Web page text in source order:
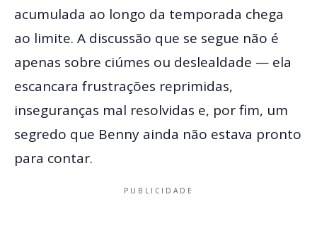
acumulada ao longo da temporada chega
ao limite. A discussão que se segue não é
apenas sobre ciúmes ou deslealdade — ela
escancara frustrações reprimidas,
inseguranças mal resolvidas e, por fim, um
segredo que Benny ainda não estava pronto
para contar.
PUBLICIDADE